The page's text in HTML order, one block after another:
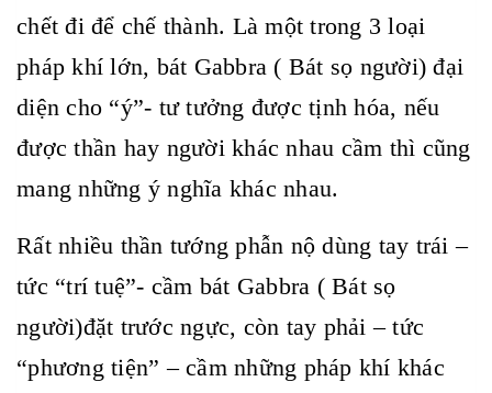
chết đi để chế thành. Là một trong 3 loại
pháp khí lớn, bát Gabbra ( Bát sọ người) đại
diện cho “ý”- tư tưởng được tịnh hóa, nếu
được thần hay người khác nhau cầm thì cũng
mang những ý nghĩa khác nhau.
Rất nhiều thần tướng phẫn nộ dùng tay trái –
tức “trí tuệ”- cầm bát Gabbra ( Bát sọ
người)đặt trước ngực, còn tay phải – tức
“phương tiện” – cầm những pháp khí khác